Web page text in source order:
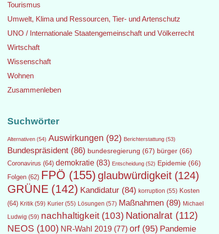
Tourismus
Umwelt, Klima und Ressourcen, Tier- und Artenschutz
UNO / Internationale Staatengemeinschaft und Völkerrecht
Wirtschaft
Wissenschaft
Wohnen
Zusammenleben
Suchwörter
Alternativen (54) Auswirkungen (92) Berichterstattung (53)
Bundespräsident (86) bundesregierung (67) bürger (66)
Coronavirus (64) demokratie (83) Entscheidung (52) Epidemie (66)
Folgen (62) FPÖ (155) glaubwürdigkeit (124)
GRÜNE (142) Kandidatur (84) korruption (55) Kosten
(64) Kritik (59) Kurier (55) Lösungen (57) Maßnahmen (89) Michael
Ludwig (59) nachhaltigkeit (103) Nationalrat (112)
NEOS (100) NR-Wahl 2019 (77) orf (95) Pandemie